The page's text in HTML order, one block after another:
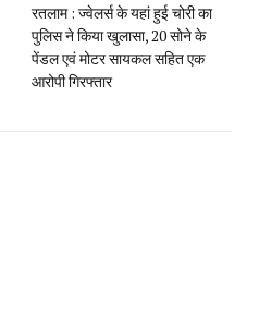
रतलाम : ज्वेलर्स के यहां हुई चोरी का
पुलिस ने किया खुलासा, 20 सोने के
पेंडल एवं मोटर सायकल सहित एक
आरोपी गिरफ्तार